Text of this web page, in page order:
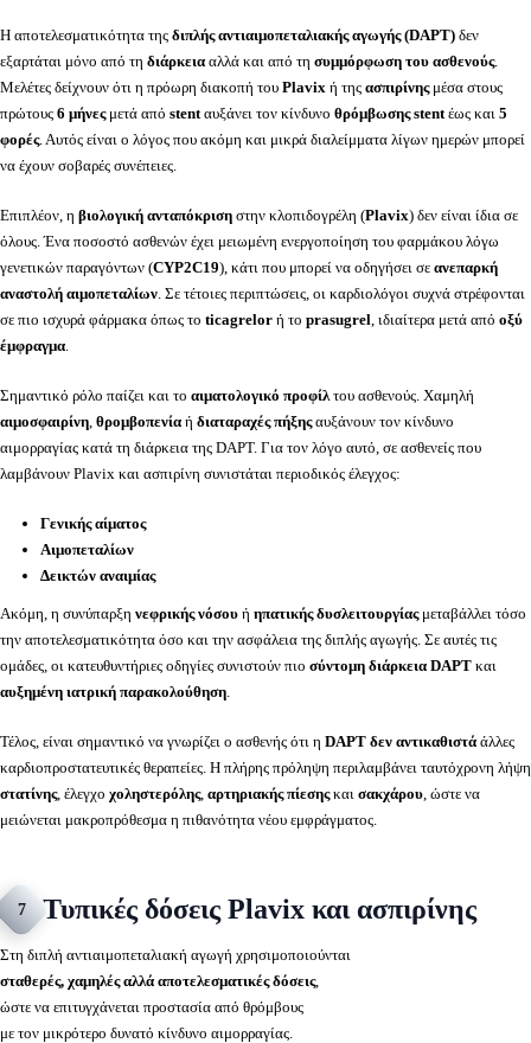
Η αποτελεσματικότητα της διπλής αντιαιμοπεταλιακής αγωγής (DAPT) δεν
εξαρτάται μόνο από τη διάρκεια αλλά και από τη συμμόρφωση του ασθενούς.
Μελέτες δείχνουν ότι η πρόωρη διακοπή του Plavix ή της ασπιρίνηςμέσα στους
πρώτους 6 μήνεςμετά από stentαυξάνει τον κίνδυνο θρόμβωσης stentέως και 5
φορές. Αυτός είναι ο λόγος που ακόμη και μικρά διαλείμματα λίγων ημερών μπορεί
να έχουν σοβαρές συνέπειες.
Επιπλέον, η βιολογική ανταπόκριση στην κλοπιδογρέλη (Plavix) δεν είναι ίδια σε
όλους. Ένα ποσοστό ασθενών έχει μειωμένη ενεργοποίηση του φαρμάκου λόγω
γενετικών παραγόντων (CYP2C19), κάτι που μπορεί να οδηγήσει σε ανεπαρκή
αναστολή αιμοπεταλίων. Σε τέτοιες περιπτώσεις, οι καρδιολόγοι συχνά στρέφονται
σε πιο ισχυρά φάρμακα όπως το ticagrelor ή το prasugrel, ιδιαίτερα μετά από οξύ
έμφραγμα.
Σημαντικό ρόλο παίζει και το αιματολογικό προφίλτου ασθενούς. Χαμηλή
αιμοσφαιρίνη, θρομβοπενία ή διαταραχές πήξηςαυξάνουν τον κίνδυνο
αιμορραγίας κατά τη διάρκεια της DAPT. Για τον λόγο αυτό, σε ασθενείς που
λαμβάνουν Plavix και ασπιρίνη συνιστάται περιοδικός έλεγχος:
Γενικής αίματος
Αιμοπεταλίων
Δεικτών αναιμίας
Ακόμη, η συνύπαρξη νεφρικής νόσου ή ηπατικής δυσλειτουργίαςμεταβάλλει τόσο
την αποτελεσματικότητα όσο και την ασφάλεια της διπλής αγωγής. Σε αυτές τις
ομάδες, οι κατευθυντήριες οδηγίες συνιστούν πιο σύντομη διάρκεια DAPT και
αυξημένη ιατρική παρακολούθηση.
Τέλος, είναι σημαντικό να γνωρίζει ο ασθενής ότι η DAPT δεν αντικαθιστά άλλες
καρδιοπροστατευτικές θεραπείες. Η πλήρης πρόληψη περιλαμβάνει ταυτόχρονη λήψη
στατίνης, έλεγχο χοληστερόλης, αρτηριακής πίεσηςκαι σακχάρου, ώστε να
μειώνεται μακροπρόθεσμα η πιθανότητα νέου εμφράγματος.
7 Τυπικές δόσεις Plavix και ασπιρίνης
Στη διπλή αντιαιμοπεταλιακή αγωγή χρησιμοποιούνται
σταθερές, χαμηλές αλλά αποτελεσματικές δόσεις,
ώστε να επιτυγχάνεται προστασία από θρόμβους
με τον μικρότερο δυνατό κίνδυνο αιμορραγίας.